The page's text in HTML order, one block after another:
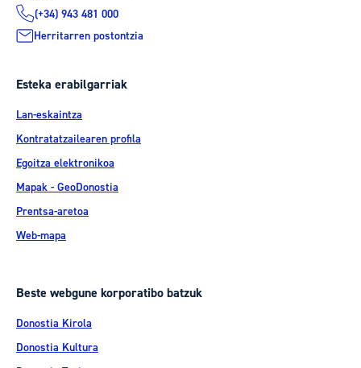
(+34) 943 481 000
Herritarren postontzia
Esteka erabilgarriak
Lan-eskaintza
Kontratatzailearen profila
Egoitza elektronikoa
Mapak - GeoDonostia
Prentsa-aretoa
Web-mapa
Beste webgune korporatibo batzuk
Donostia Kirola
Donostia Kultura